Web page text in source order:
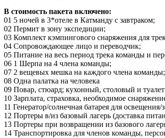
В стоимость пакета включено:
01 5 ночей в 3*отеле в Катманду с завтраком;
02 Пермит в зону экспедиции;
03 Комплект кэмпингового снаряжения для
04 Сопровождающее лицо и переводчик;
05 Питание на весь период трека команды и
06 1 Шерпа на 4 члена команды;
07 2 вещевых мешка на каждого члена команды;
08 Одна палатка на человека
09 Повар, стюард; кухонный, столовый и
10 Зарплата, страховка, необходимое
11 Генератор/солнечная батарея для освещения/
12 Портеры в/из базовый лагерь (доставка
13 Портеры при возвращении из базового
14 Транспортировка для членов команды,